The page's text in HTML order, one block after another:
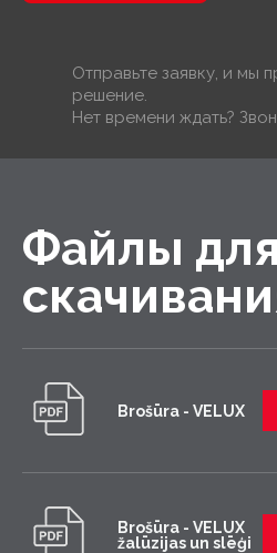
Отправьте заявку, и мы
решение.
Нет времени ждать?
Файлы для
Brošūra - VELUX
Brošūra - VELUX
žalūzijas un slēģi